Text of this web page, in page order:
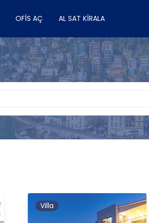
OFIS AÇ AL SAT KIRALA
Villa